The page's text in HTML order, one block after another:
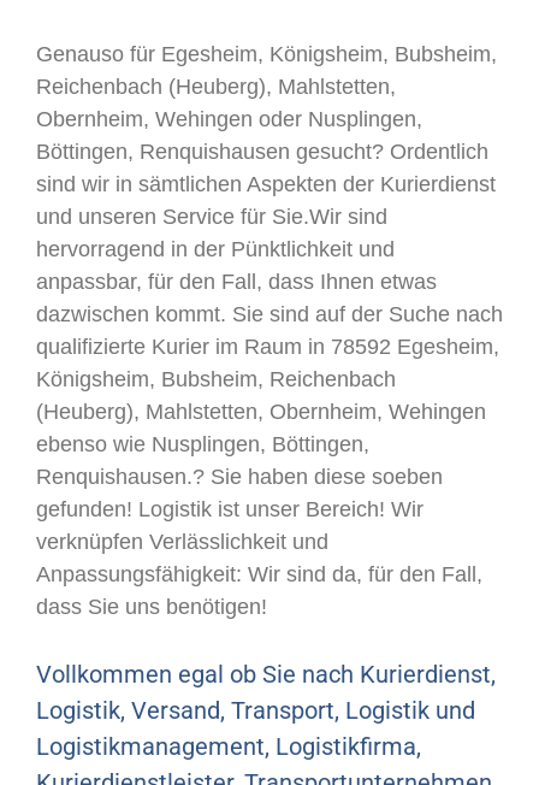
Genauso für Egesheim, Königsheim, Bubsheim,
Reichenbach (Heuberg), Mahlstetten,
Obernheim, Wehingen oder Nusplingen,
Böttingen, Renquishausen gesucht? Ordentlich
sind wir in sämtlichen Aspekten der Kurierdienst
und unseren Service für Sie.Wir sind
hervorragend in der Pünktlichkeit und
anpassbar, für den Fall, dass Ihnen etwas
dazwischen kommt. Sie sind auf der Suche nach
qualifizierte Kurier im Raum in 78592 Egesheim,
Königsheim, Bubsheim, Reichenbach
(Heuberg), Mahlstetten, Obernheim, Wehingen
ebenso wie Nusplingen, Böttingen,
Renquishausen.? Sie haben diese soeben
gefunden! Logistik ist unser Bereich! Wir
verknüpfen Verlässlichkeit und
Anpassungsfähigkeit: Wir sind da, für den Fall,
dass Sie uns benötigen!
Vollkommen egal ob Sie nach Kurierdienst,
Logistik, Versand, Transport, Logistik und
Logistikmanagement, Logistikfirma,